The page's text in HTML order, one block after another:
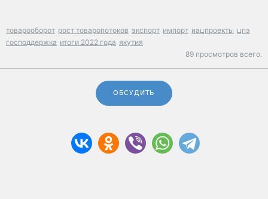
товарооборот рост товаропотоков экспорт импорт нацпроекты цпэ
господдержка итоги 2022 года якутия
89 просмотров всего.
ОБСУДИТЬ